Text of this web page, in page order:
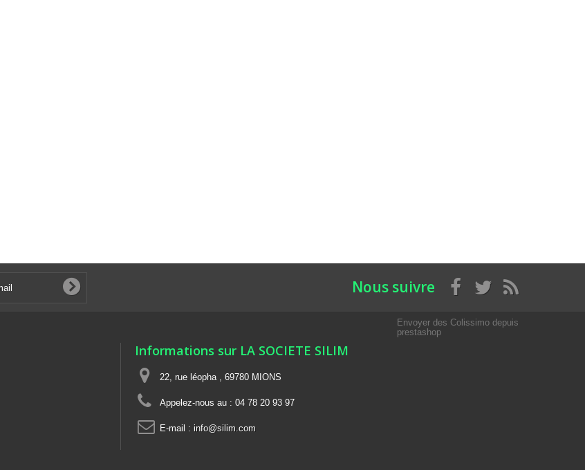
Nous suivre
Informations sur LA SOCIETE SILIM
22, rue léopha , 69780 MIONS
Appelez-nous au : 04 78 20 93 97
E-mail : info@silim.com
Envoyer des Colissimo depuis
prestashop